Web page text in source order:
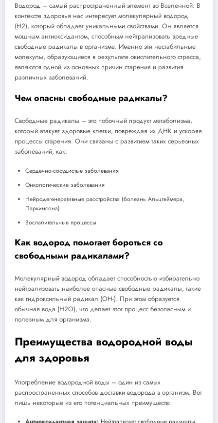
Водород – самый распространенный элемент во Вселенной. В
контексте здоровья нас интересует молекулярный водород
(H2), который обладает уникальными свойствами. Он является
мощным антиоксидантом, способным нейтрализовать вредные
свободные радикалы в организме. Именно эти нестабильные
молекулы, образующиеся в результате окислительного стресса,
являются одной из основных причин старения и развития
различных заболеваний.
Чем опасны свободные радикалы?
Свободные радикалы – это побочный продукт метаболизма,
который атакует здоровые клетки, повреждая их ДНК и ускоряя
процессы старения. Они связаны с развитием таких серьезных
заболеваний, как:
Сердечно-сосудистые заболевания
Онкологические заболевания
Нейродегенеративные расстройства (болезнь Альцгеймера,
Паркинсона)
Воспалительные процессы
Как водород помогает бороться со
свободными радикалами?
Молекулярный водород обладает способностью избирательно
нейтрализовать наиболее опасные свободные радикалы, такие
как гидроксильный радикал (OH-). При этом образуется
обычная вода (H2O), что делает этот процесс безопасным и
полезным для организма.
Преимущества водородной воды
для здоровья
Употребление водородной воды – один из самых
распространенных способов доставки водорода в организм. Вот
лишь некоторые из его потенциальных преимуществ: